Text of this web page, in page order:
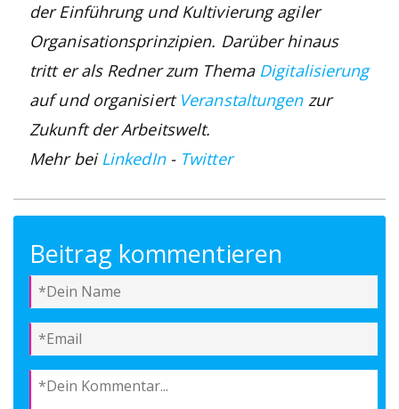
der Einführung und Kultivierung agiler
Organisationsprinzipien. Darüber hinaus
tritt er als Redner zum Thema Digitalisierung
auf und organisiert Veranstaltungenzur
Zukunft der Arbeitswelt.
Mehr beiLinkedIn- Twitter
Beitrag kommentieren